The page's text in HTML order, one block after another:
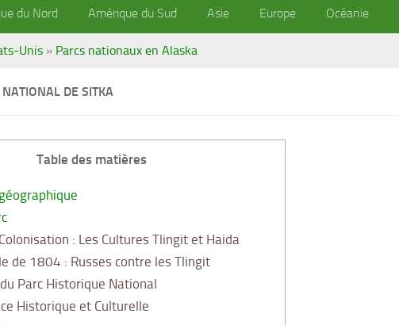
du Nord Amérique du Sud Asie Europe Océanie
Unis » Parcs nationaux en Alaska
DE SITKA
Table des matières
: Les Cultures Tlingit et Haida
de 1804 : Russes contre les Tlingit
Parc Historique National
Historique et Culturelle